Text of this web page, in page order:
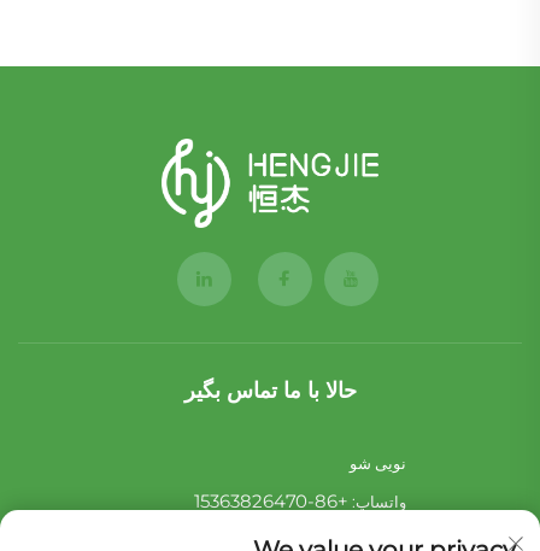
حالا با ما تماس بگير
نویی شو
واتساپ: +86-15363826470
پست الکترونیکی: [email protected]